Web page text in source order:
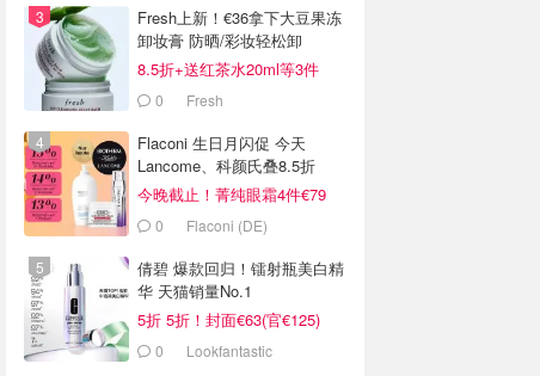
Fresh上新！€36拿下大豆果冻
卸妆膏 防晒/彩妆轻松卸
8.5折+送红茶水20ml等3件
0 Fresh
Flaconi 生日月闪促 今天
Lancome、科颜氏叠8.5折
今晚截止！菁纯眼霜4件€79
0 Flaconi (DE)
倩碧 爆款回归！镭射瓶美白精
华 天猫销量No.1
5折 5折！封面€63(官€125)
0 Lookfantastic